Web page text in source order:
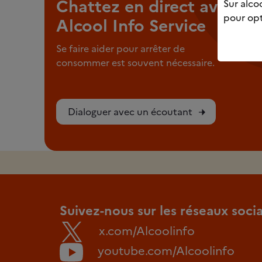
Chattez en direct avec
Alcool Info Service
Se faire aider pour arrêter de
consommer est souvent nécessaire.
Dialoguer avec un écoutant
Suivez-nous sur les réseaux
x.com/Alcoolinfo
youtube.com/Alcoolinfo
Sur
pour